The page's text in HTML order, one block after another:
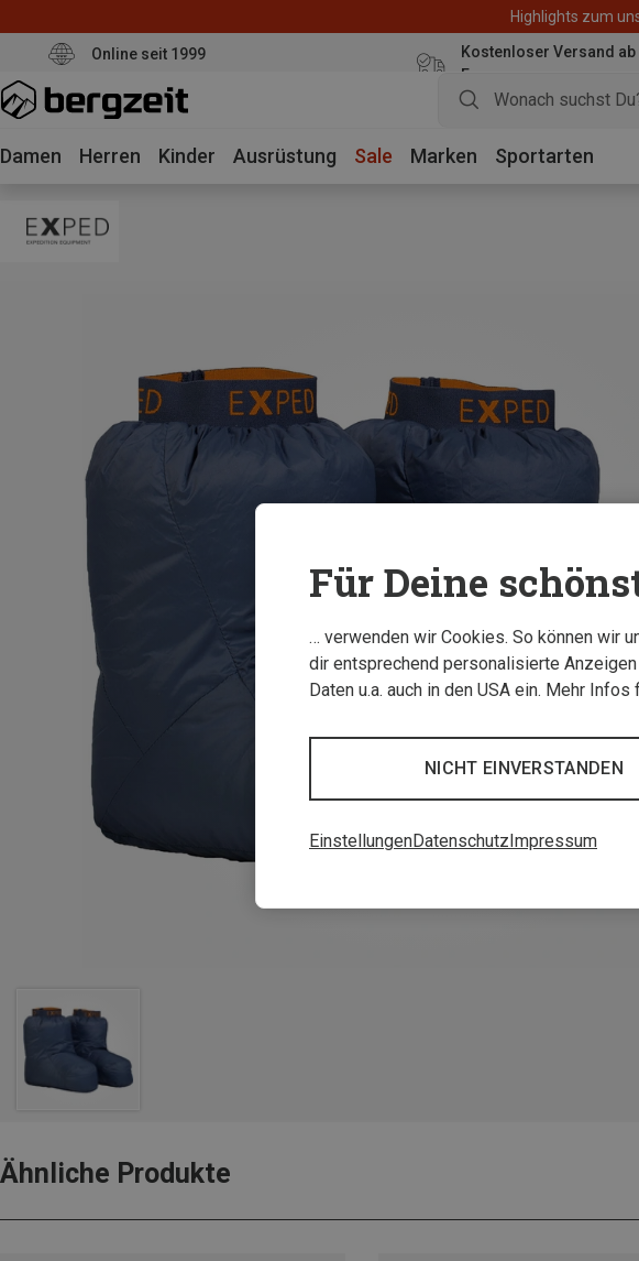
Highlights zum
Online seit 1999
Kostenloser Versand ab
Euro
Damen Herren Kinder Ausrüstung Sale Marken Sportarten
Ähnliche Produkte
Für Deine
… verwenden wir Cookies. So können wir
dir entsprechend personalisierte
Daten u.a. auch in den USA ein. Mehr
NICHT EINVERSTANDEN
EinstellungenDatenschutz Impressum